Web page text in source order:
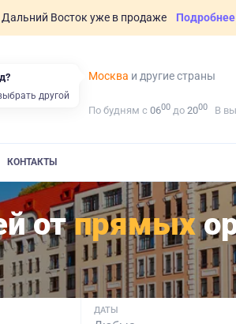
Дальний Восток уже в продаже Подробнее
Москва и другие страны
По будням с 0600 до 2000 В
КОНТАКТЫ
отпрямых
ДАТЫ
другой